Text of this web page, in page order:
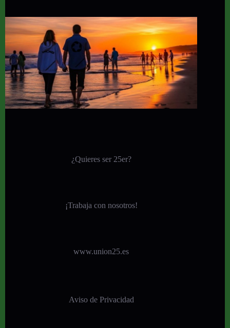
¿Quieres ser 25er?
¡Trabaja con nosotros!
www.union25.es
Aviso de Privacidad